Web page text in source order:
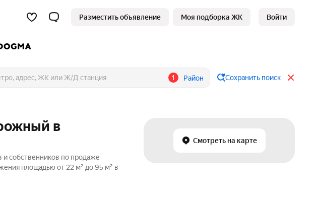
Разместить объявление Моя подборка ЖК Войти
1 Район Сохранить поиск
Смотреть на карте
в
собственников по продаже
площадью от 22 м² до 95 м² в